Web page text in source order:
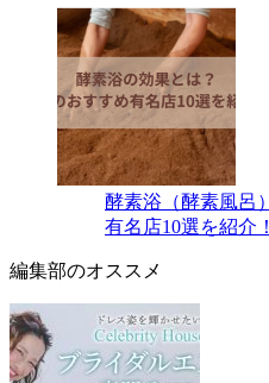
酵素浴（酵素風呂
有名店10選を紹介！
編集部のオススメ